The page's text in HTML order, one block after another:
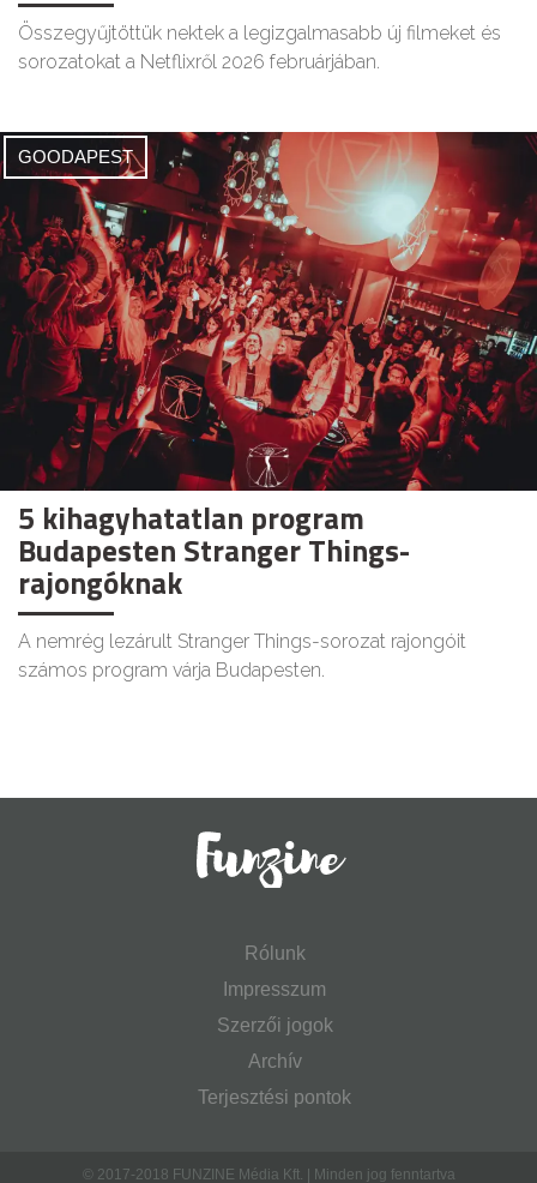
Összegyűjtöttük nektek a legizgalmasabb új filmeket és
sorozatokat a Netflixről 2026 februárjában.
GOODAPEST
5 kihagyhatatlan program
Budapesten Stranger Things-
rajongóknak
A nemrég lezárult Stranger Things-sorozat rajongóit
számos program várja Budapesten.
Rólunk
Impresszum
Szerzői jogok
Archív
Terjesztési pontok
© 2017-2018 FUNZINE Média Kft. | Minden jog fenntartva